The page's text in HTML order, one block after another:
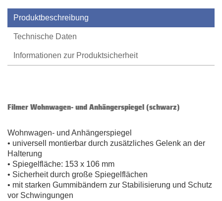
Produktbeschreibung
Technische Daten
Informationen zur Produktsicherheit
Filmer Wohnwagen- und Anhängerspiegel (schwarz)
Wohnwagen- und Anhängerspiegel
• universell montierbar durch zusätzliches Gelenk an der
Halterung
• Spiegelfläche: 153 x 106 mm
• Sicherheit durch große Spiegelflächen
• mit starken Gummibändern zur Stabilisierung und Schutz
vor Schwingungen